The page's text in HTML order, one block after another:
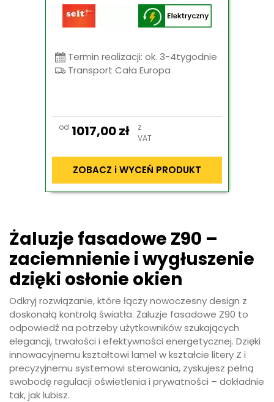
Termin realizacji: ok. 3-4tygodnie
Transport Cała Europa
od 1017,00zł
z
VAT
ZOBACZ i WYCEŃ PRODUKT
Żaluzje fasadowe Z90 –
zaciemnienie i wygłuszenie
dzięki osłonie okien
Odkryj rozwiązanie, które łączy nowoczesny design z
doskonałą kontrolą światła. Żaluzje fasadowe Z90 to
odpowiedź na potrzeby użytkowników szukających
elegancji, trwałości i efektywności energetycznej. Dzięki
innowacyjnemu kształtowi lamel w kształcie litery Z i
precyzyjnemu systemowi sterowania, zyskujesz pełną
swobodę regulacji oświetlenia i prywatności – dokładnie
tak, jak lubisz.